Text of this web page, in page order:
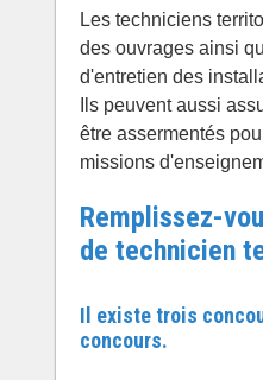
Les techniciens
des ouvrages ainsi
d'entretien des
Ils peuvent aussi
être assermentés
missions
Remplissez-
de technicien
Il existe trois
concours.